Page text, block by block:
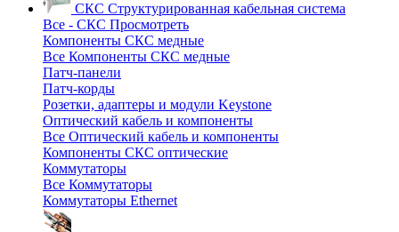
СКС Структурированная кабельная система
Все - СКС Просмотреть
Компоненты СКС медные
Все Компоненты СКС медные
Патч-панели
Патч-корды
Розетки, адаптеры и модули Keystone
Оптический кабель и компоненты
Все Оптический кабель и компоненты
Компоненты СКС оптические
Коммутаторы
Все Коммутаторы
Коммутаторы Ethernet